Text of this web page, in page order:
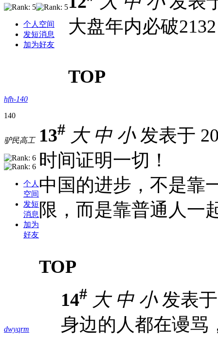
个人空间
发短消息
加为好友
大盘年内必破
TOP
hfh-140
140
驴民高工
个人
空间
发短
消息
加为
好友
13# 大 中 小发表于
时间证明一切！
中国的进步，不是靠
限，而是靠普通人一
TOP
dwyqrm
14# 大 中 小发表
身边的人都在谩骂